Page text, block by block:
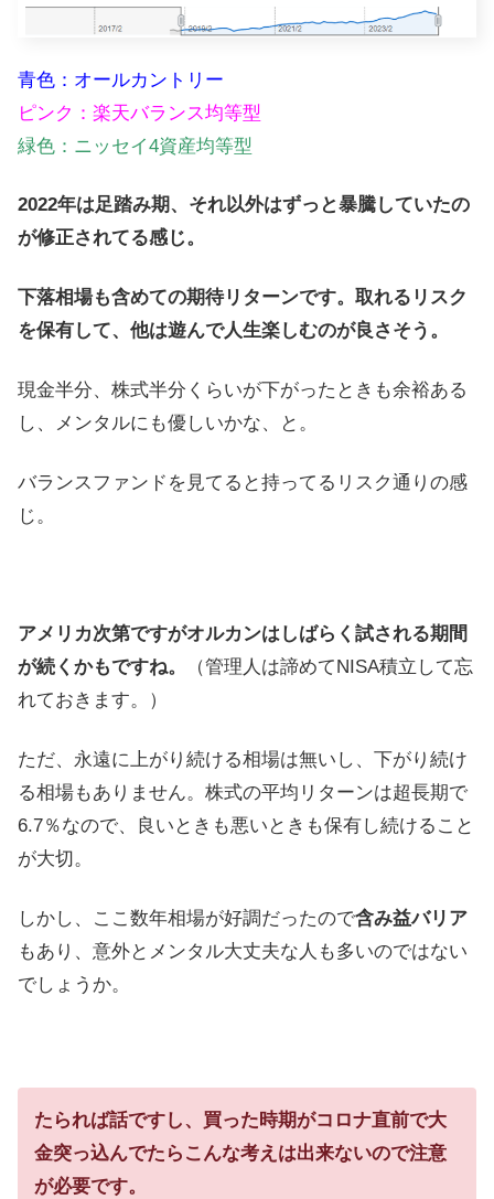
青色：オールカントリー
ピンク：楽天バランス均等型
緑色：ニッセイ4資産均等型
2022年は足踏み期、それ以外はずっと暴騰していたの
が修正されてる感じ。
下落相場も含めての期待リターンです。取れるリスク
を保有して、他は遊んで人生楽しむのが良さそう。
現金半分、株式半分くらいが下がったときも余裕ある
し、メンタルにも優しいかな、と。
バランスファンドを見てると持ってるリスク通りの感
じ。
アメリカ次第ですがオルカンはしばらく試される期間
が続くかもですね。
（管理人は諦めてNISA積立して忘
れておきます。）
ただ、永遠に上がり続ける相場は無いし、下がり続け
る相場もありません。株式の平均リターンは超長期で
6.7％なので、良いときも悪いときも保有し続けること
が大切。
しかし、ここ数年相場が好調だったので含み益バリア
もあり、意外とメンタル大丈夫な人も多いのではない
でしょうか。
たられば話ですし、買った時期がコロナ直前で大
金突っ込んでたらこんな考えは出来ないので注意
が必要です。